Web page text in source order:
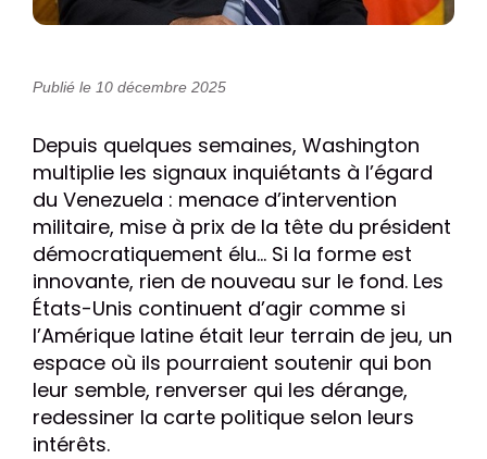
Publié le 10 décembre 2025
Depuis quelques semaines, Washington
multiplie les signaux inquiétants à l’égard
du Venezuela : menace d’intervention
militaire, mise à prix de la tête du président
démocratiquement élu… Si la forme est
innovante, rien de nouveau sur le fond. Les
États-Unis continuent d’agir comme si
l’Amérique latine était leur terrain de jeu, un
espace où ils pourraient soutenir qui bon
leur semble, renverser qui les dérange,
redessiner la carte politique selon leurs
intérêts.